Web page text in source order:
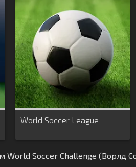
World Soccer League
World Soccer Challenge (Ворлд